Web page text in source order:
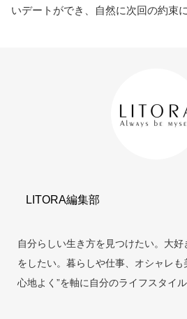
いデートができ、自然に次回の約束
LITORA編集部
自分らしい生き方を見つけたい。大
をしたい。暮らしや仕事、オシャレも
心地よく”を軸に自分のライフスタイ